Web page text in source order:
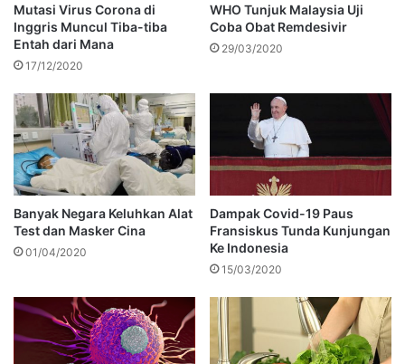
Mutasi Virus Corona di
Inggris Muncul Tiba-tiba
Entah dari Mana
17/12/2020
WHO Tunjuk Malaysia Uji
Coba Obat Remdesivir
29/03/2020
Banyak Negara Keluhkan Alat
Test dan Masker Cina
01/04/2020
Dampak Covid-19 Paus
Fransiskus Tunda Kunjungan
Ke Indonesia
15/03/2020